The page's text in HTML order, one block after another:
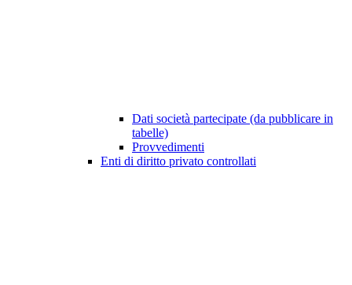
Dati società partecipate (da pubblicare in
tabelle)
Provvedimenti
Enti di diritto privato controllati